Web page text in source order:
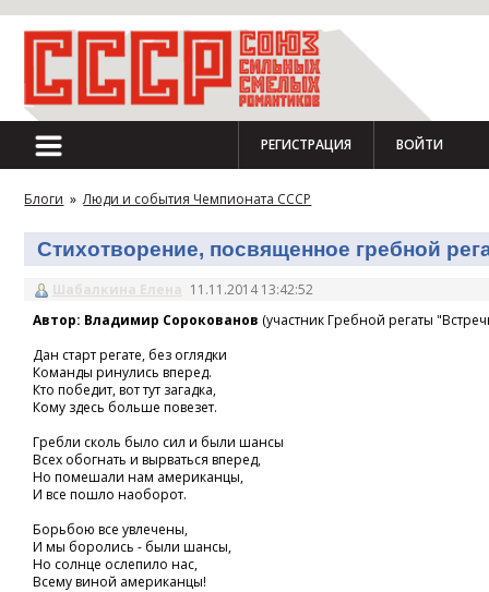
РЕГИСТРАЦИЯ ВОЙТИ
Блоги » Люди и события Чемпионата СССР
Стихотворение, посвященное гребной
Шабалкина Елена 11.11.2014 13:42:52
Автор: Владимир Сорокованов (участник Гребной регаты
Дан старт регате, без оглядки
Команды ринулись вперед.
Кто победит, вот тут загадка,
Кому здесь больше повезет.
Гребли сколь было сил и были шансы
Всех обогнать и вырваться вперед,
Но помешали нам американцы,
И все пошло наоборот.
Борьбою все увлечены,
И мы боролись - были шансы,
Но солнце ослепило нас,
Всему виной американцы!